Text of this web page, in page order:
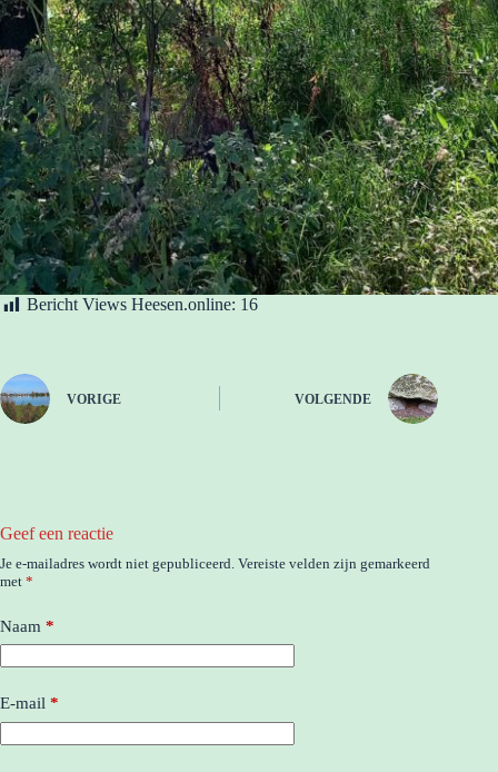
Bericht Views Heesen.online: 16
VORIGE VOLGENDE
Geef een reactie
Je e-mailadres wordt niet gepubliceerd. Vereiste velden zijn gemarkeerd
met *
Naam *
E-mail *